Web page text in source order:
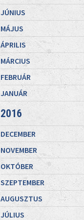
JÚNIUS
MÁJUS
ÁPRILIS
MÁRCIUS
FEBRUÁR
JANUÁR
2016
DECEMBER
NOVEMBER
OKTÓBER
SZEPTEMBER
AUGUSZTUS
JÚLIUS